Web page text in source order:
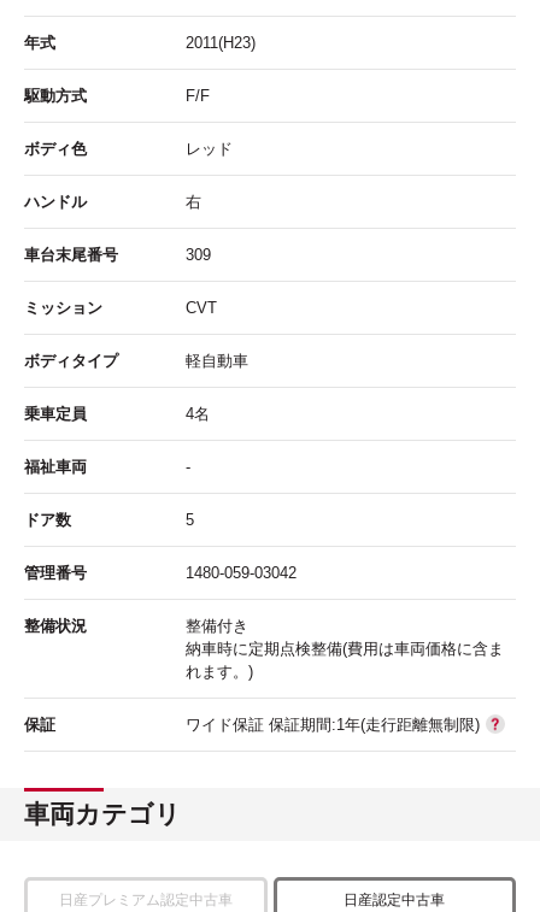
年式 2011(H23)
駆動方式 F/F
ボディ色 レッド
ハンドル 右
車台末尾番号 309
ミッション CVT
ボディタイプ 軽自動車
乗車定員 4名
福祉車両 -
ドア数 5
管理番号 1480-059-03042
整備状況
整備付き
納車時に定期点検整備(費用は車両価格に含ま
れます。)
保証 ワイド保証 保証期間:1年(走行距離無制限)
車両カテゴリ
日産プレミアム認定中古車 日産認定中古車